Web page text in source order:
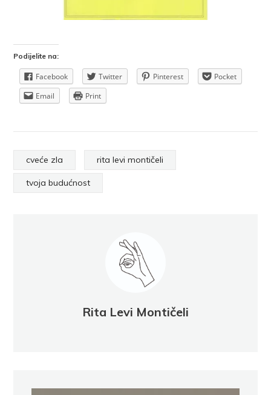
Podijelite na:
Facebook Twitter Pinterest
Pocket
Email
Print
cveće zla rita levi montičeli
tvoja budućnost
Rita Levi Montičeli